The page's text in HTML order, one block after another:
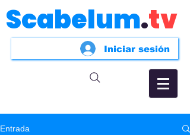
Scabelum.tv
Iniciar sesión
Entrada